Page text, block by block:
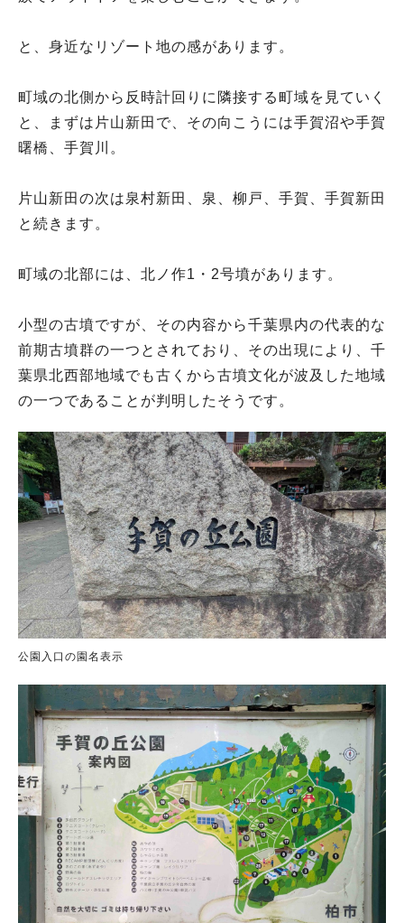
と、身近なリゾート地の感があります。
町域の北側から反時計回りに隣接する町域を見ていく
と、まずは片山新田で、その向こうには手賀沼や手賀
曙橋、手賀川。
片山新田の次は泉村新田、泉、柳戸、手賀、手賀新田
と続きます。
町域の北部には、北ノ作1・2号墳があります。
小型の古墳ですが、その内容から千葉県内の代表的な
前期古墳群の一つとされており、その出現により、千
葉県北西部地域でも古くから古墳文化が波及した地域
の一つであることが判明したそうです。
公園入口の園名表示